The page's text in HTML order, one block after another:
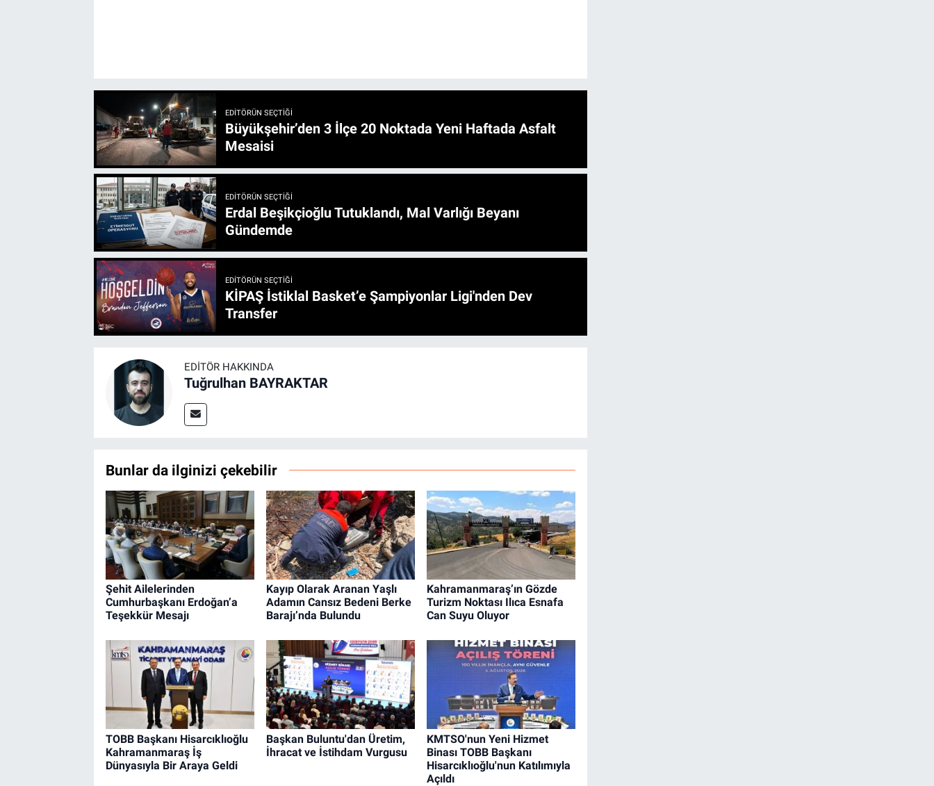
EDITÖRÜN SEÇTIĞI
Büyükşehir’den 3 İlçe 20 Noktada Yeni Haftada Asfalt
Mesaisi
EDITÖRÜN SEÇTIĞI
Erdal Beşikçioğlu Tutuklandı, Mal Varlığı Beyanı
Gündemde
EDITÖRÜN SEÇTIĞI
KİPAŞ İstiklal Basket’e Şampiyonlar Ligi'nden Dev
Transfer
EDITÖR HAKKINDA
Tuğrulhan BAYRAKTAR
Bunlar da ilginizi çekebilir
Şehit Ailelerinden
Cumhurbaşkanı Erdoğan’a
Teşekkür Mesajı
Kayıp Olarak Aranan Yaşlı
Adamın Cansız Bedeni Berke
Barajı’nda Bulundu
Kahramanmaraş’ın Gözde
Turizm Noktası Ilıca Esnafa
Can Suyu Oluyor
TOBB Başkanı Hisarcıklıoğlu
Kahramanmaraş İş
Dünyasıyla Bir Araya Geldi
Başkan Buluntu'dan Üretim,
İhracat ve İstihdam Vurgusu
KMTSO'nun Yeni Hizmet
Binası TOBB Başkanı
Hisarcıklıoğlu'nun Katılımıyla
Açıldı